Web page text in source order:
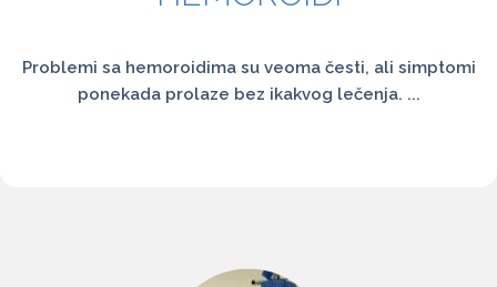
Problemi sa hemoroidima su veoma česti, ali simptomi
ponekada prolaze bez ikakvog lečenja. ...